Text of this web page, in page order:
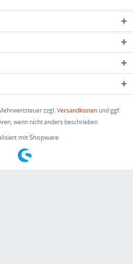
zzgl.Versandkosten und ggf.
wenn nicht anders beschrieben
mit Shopware